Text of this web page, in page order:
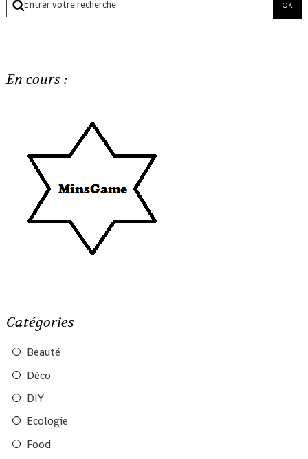
En cours :
Catégories
Beauté
Déco
DIY
Ecologie
Food